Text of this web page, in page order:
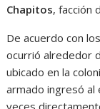
Chapitos, facción
De acuerdo con
ocurrió alrededor
ubicado en la
armado ingresó
veces